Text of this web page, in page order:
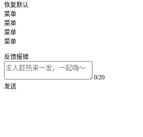
恢复默认
菜单
菜单
菜单
菜单
反馈报错
0/20
发送